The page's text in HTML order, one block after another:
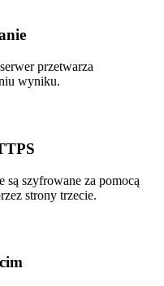
przetwarza
wyniku.
są szyfrowane za pomocą
strony trzecie.